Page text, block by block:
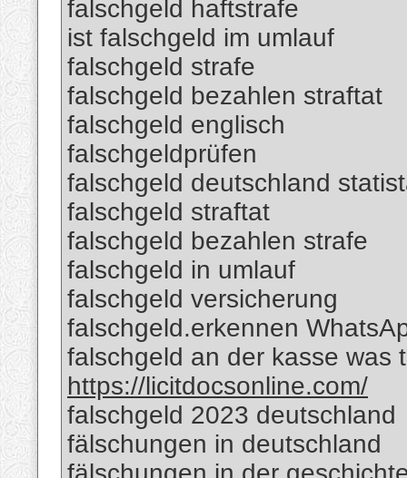
falschgeld haftstrafe
ist falschgeld im umlauf
falschgeld strafe
falschgeld bezahlen straftat
falschgeld englisch
falschgeldprüfen
falschgeld deutschland
falschgeld straftat
falschgeld bezahlen strafe
falschgeld in umlauf
falschgeld versicherung
falschgeld.erkennen
falschgeld an der kasse was
https://licitdocsonline.com/
falschgeld 2023 deutschland
fälschungen in deutschland